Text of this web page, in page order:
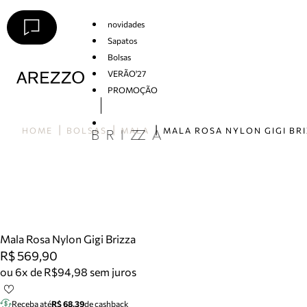
novidades
Sapatos
Bolsas
VERÃO'27
PROMOÇÃO
HOME BOLSAS MALA MALA ROSA NYLON GIGI
Mala Rosa Nylon Gigi Brizza
R$ 569,90
ou 6x de R$94,98 sem juros
Receba atéR$ 68,39de cashback